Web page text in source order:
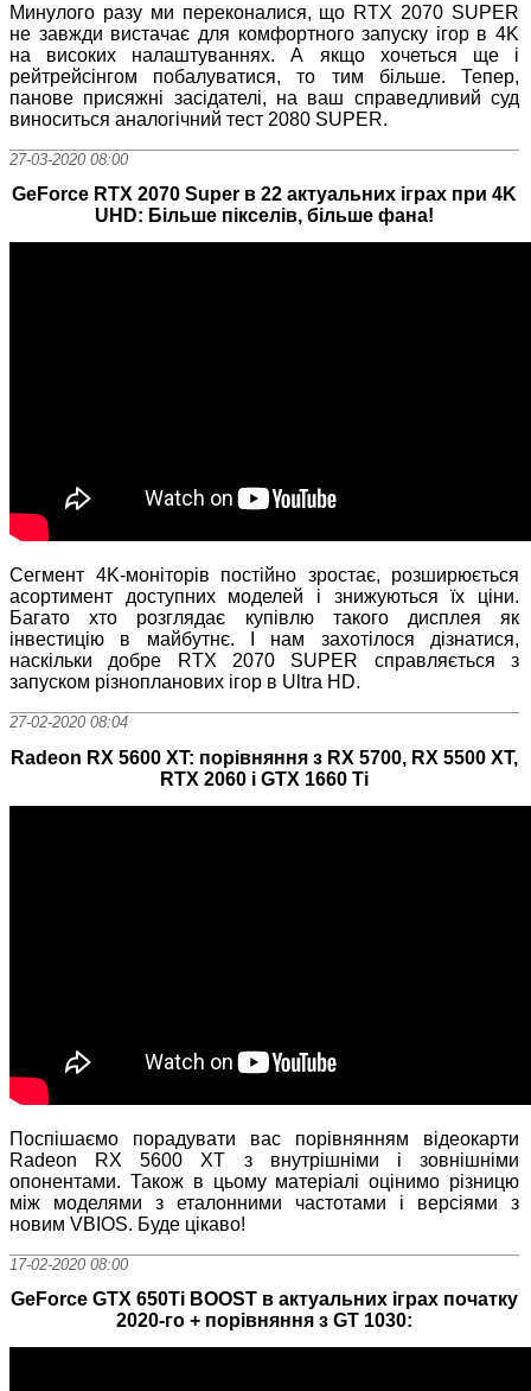
Минулого разу ми переконалися, що RTX 2070 SUPER
не завжди вистачає для комфортного запуску ігор в 4K
на високих налаштуваннях. А якщо хочеться ще і
рейтрейсінгом побалуватися, то тим більше. Тепер,
панове присяжні засідателі, на ваш справедливий суд
виноситься аналогічний тест 2080 SUPER.
27-03-2020 08:00
GeForce RTX 2070 Super в 22 актуальних іграх при 4K
UHD: Більше пікселів, більше фана!
Сегмент 4K-моніторів постійно зростає, розширюється
асортимент доступних моделей і знижуються їх ціни.
Багато хто розглядає купівлю такого дисплея як
інвестицію в майбутнє. І нам захотілося дізнатися,
наскільки добре RTX 2070 SUPER справляється з
запуском різнопланових ігор в Ultra HD.
27-02-2020 08:04
Radeon RX 5600 XT: порівняння з RX 5700, RX 5500 XT,
RTX 2060 і GTX 1660 Ti
Поспішаємо порадувати вас порівнянням відеокарти
Radeon RX 5600 XT з внутрішніми і зовнішніми
опонентами. Також в цьому матеріалі оцінимо різницю
між моделями з еталонними частотами і версіями з
новим VBIOS. Буде цікаво!
17-02-2020 08:00
GeForce GTX 650Ti BOOST в актуальних іграх початку
2020-го + порівняння з GT 1030: